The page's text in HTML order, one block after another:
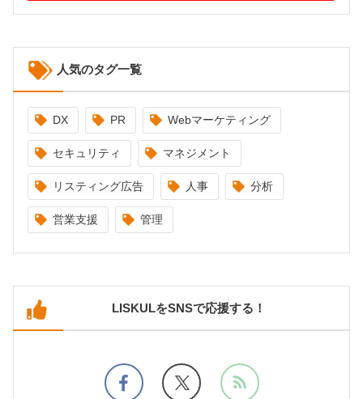
人気のタグ一覧
DX PR Webマーケティング
セキュリティ マネジメント
リスティング広告 人事 分析
営業支援 管理
LISKULをSNSで応援する！